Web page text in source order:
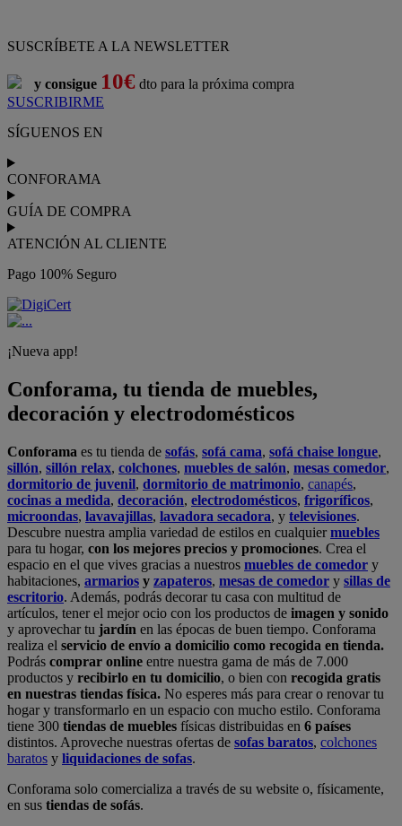
SUSCRÍBETE A LA NEWSLETTER
y consigue 10€ dto para la próxima compra
SUSCRIBIRME
SÍGUENOS EN
CONFORAMA
GUÍA DE COMPRA
ATENCIÓN AL CLIENTE
Pago 100% Seguro
¡Nueva app!
Conforama, tu tienda de muebles,
decoración y electrodomésticos
Conforama es tu tienda de sofás, sofá cama, sofá chaise longue,
sillón, sillón relax, colchones, muebles de salón, mesas comedor,
dormitorio de juvenil, dormitorio de matrimonio, canapés,
cocinas a medida, decoración, electrodomésticos, frigoríficos,
microondas, lavavajillas, lavadora secadora, y televisiones.
Descubre nuestra amplia variedad de estilos en cualquiermuebles
para tu hogar, con los mejores precios y promociones. Crea el
espacio en el que vives gracias a nuestros muebles de comedor y
habitaciones, armarios y zapateros, mesas de comedor y sillas de
escritorio. Además, podrás decorar tu casa con multitud de
artículos, tener el mejor ocio con los productos de imagen y sonido
y aprovechar tu jardín en las épocas de buen tiempo. Conforama
realiza el servicio de envío a domicilio como recogida en tienda.
Podrás comprar online entre nuestra gama de más de 7.000
productos y recibirlo en tu domicilio, o bien con recogida gratis
en nuestras tiendas física. No esperes más para crear o renovar tu
hogar y transformarlo en un espacio con mucho estilo. Conforama
tiene 300 tiendas de muebles físicas distribuidas en 6 países
distintos. Aproveche nuestras ofertas de sofas baratos, colchones
baratos y liquidaciones de sofas.
Conforama solo comercializa a través de su website o, físicamente,
en sus tiendas de sofás.